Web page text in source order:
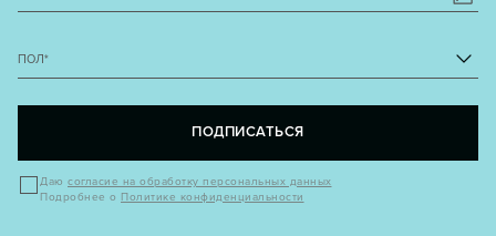
ПОЛ*
ПОДПИСАТЬСЯ
Даю согласие на обработку персональных данных
Подробнее о Политике конфиденциальности